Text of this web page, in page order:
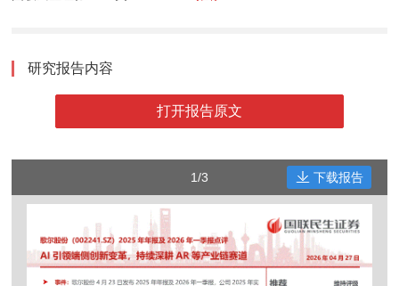
研究报告内容
打开报告原文
1/3 下载报告